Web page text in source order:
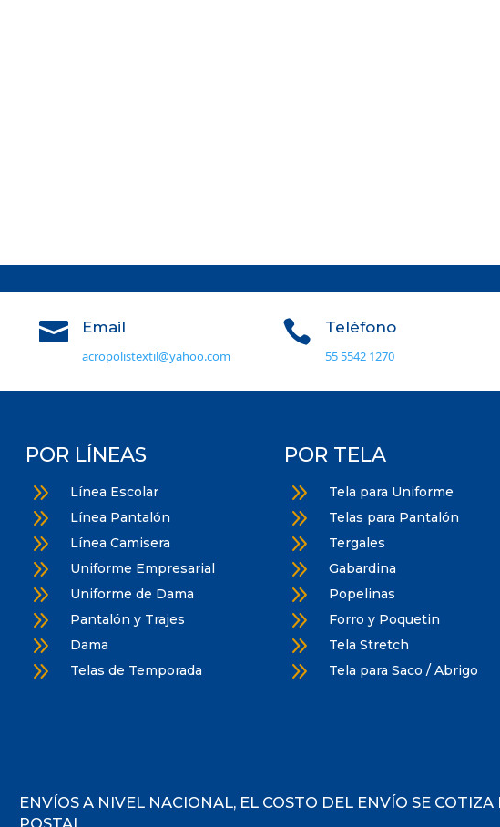
 Email
acropolistextil@yahoo.com
 Teléfono
55 5542 1270
POR LÍNEAS
9 Línea Escolar
9 Línea Pantalón
9 Línea Camisera
9 Uniforme Empresarial
9 Uniforme de Dama
9 Pantalón y Trajes
9 Dama
9 Telas de Temporada
POR TELA
9 Tela para Uniforme
9 Telas para Pantalón
9 Tergales
9 Gabardina
9 Popelinas
9 Forro y Poquetin
9 Tela Stretch
9 Tela para Saco / Abrigo
ENVÍOS A NIVEL NACIONAL, EL COSTO DEL ENVÍO SE
POSTAL